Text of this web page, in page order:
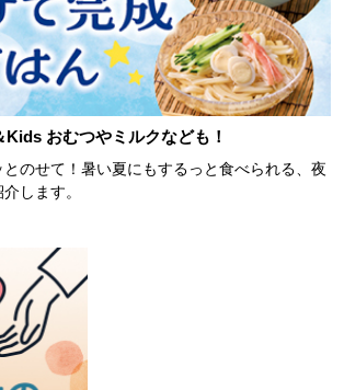
おむつやミルクなども！
のせて！暑い夏にもするっと食べられる、夜
します。